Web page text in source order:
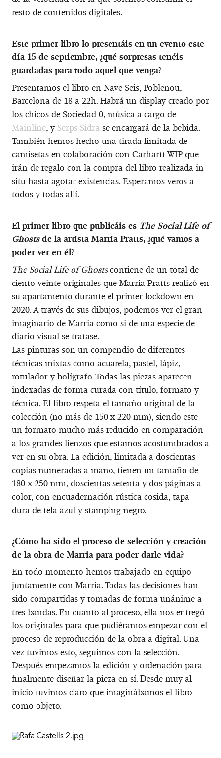
resto de contenidos digitales.
Este primer libro lo presentáis en un evento este
día 15 de septiembre, ¿qué sorpresas tenéis
guardadas para todo aquel que venga?
Presentamos el libro en Nave Seis, Poblenou,
Barcelona de 18 a 22h. Habrá un display creado por
los chicos de Sociedad 0, música a cargo de
Mainline, y Serps Sidra se encargará de la bebida.
También hemos hecho una tirada limitada de
camisetas en colaboración con Carhartt WIP que
irán de regalo con la compra del libro realizada in
situ hasta agotar existencias. Esperamos veros a
todos y todas allí.
El primer libro que publicáis es The Social Life of
Ghostsde la artista Marria Pratts, ¿qué vamos a
poder ver en él?
The Social Life of Ghostscontiene de un total de
ciento veinte originales que Marria Pratts realizó en
su apartamento durante el primer lockdown en
2020. A través de sus dibujos, podemos ver el gran
imaginario de Marria como si de una especie de
diario visual se tratase.
Las pinturas son un compendio de diferentes
técnicas mixtas como acuarela, pastel, lápiz,
rotulador y bolígrafo. Todas las piezas aparecen
indexadas de forma curada con título, formato y
técnica. El libro respeta el tamaño original de la
colección (no más de 150 x 220 mm), siendo este
un formato mucho más reducido en comparación
a los grandes lienzos que estamos acostumbrados a
ver en su obra. La edición, limitada a doscientas
copias numeradas a mano, tienen un tamaño de
180 x 250 mm, doscientas setenta y dos páginas a
color, con encuadernación rústica cosida, tapa
dura de tela azul y stamping negro.
¿Cómo ha sido el proceso de selección y creación
de la obra de Marria para poder darle vida?
En todo momento hemos trabajado en equipo
juntamente con Marria. Todas las decisiones han
sido compartidas y tomadas de forma unánime a
tres bandas. En cuanto al proceso, ella nos entregó
los originales para que pudiéramos empezar con el
proceso de reproducción de la obra a digital. Una
vez tuvimos esto, seguimos con la selección.
Después empezamos la edición y ordenación para
finalmente diseñar la pieza en sí. Desde muy al
inicio tuvimos claro que imaginábamos el libro
como objeto.